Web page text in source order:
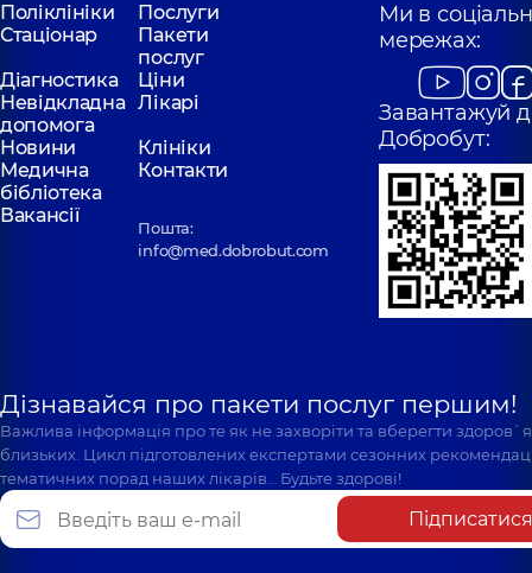
Поліклініки
Послуги
Стаціонар
Пакети
послуг
Діагностика
Ціни
Невідкладна
допомога
Лікарі
Новини
Клініки
Медична
бібліотека
Контакти
Вакансії
Пошта:
info@med.dobrobut.com
Ми в
мережах:
Завантажуй
Добробут:
Дізнавайся про пакети послуг першим!
Важлива інформація про те як не захворіти та вберегти
близьких. Цикл підготовлених експертами сезонних
тематичних порад наших лікарів… Будьте здорові!
Підписатися